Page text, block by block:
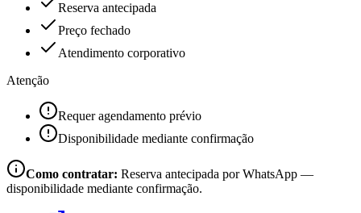
Reserva antecipada
Preço fechado
Atendimento corporativo
Atenção
Requer agendamento prévio
Disponibilidade mediante confirmação
Como contratar: Reserva antecipada por WhatsApp —
disponibilidade mediante confirmação.